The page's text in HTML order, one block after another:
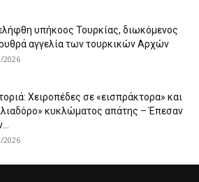
υπήκοος Τουρκίας, διωκόμενος
αγγελία των τουρκικών Αρχών
2026
Χειροπέδες σε «εισπράκτορα» και
κυκλώματος απάτης – Έπεσαν
2026